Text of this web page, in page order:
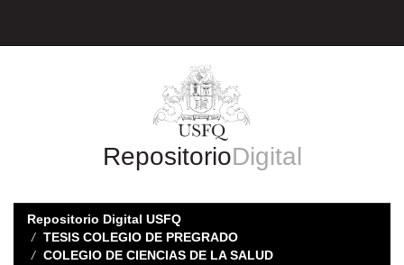
RepositorioDigital
Repositorio Digital USFQ
TESIS COLEGIO DE PREGRADO
COLEGIO DE CIENCIAS DE LA SALUD